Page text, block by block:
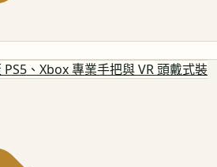
PS5、Xbox 專業手把與 VR 頭戴式裝